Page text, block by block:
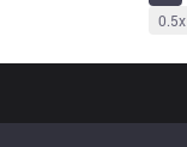
0.5x